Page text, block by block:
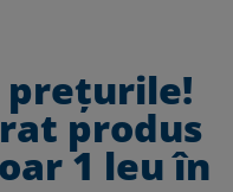
prețurile!
produs
1 leu în